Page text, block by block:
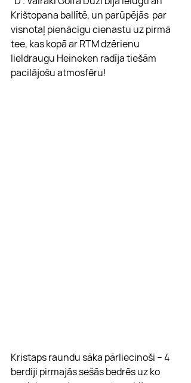
Krištopana ballītē, un parūpējās  par
visnotaļ pienācīgu cienastu uz pirmā
tee, kas kopā ar RTM dzērienu
lieldraugu Heineken radīja tiešām
pacilājošu atmosfēru!
Kristaps raundu sāka pārliecinoši – 4
berdiji pirmajās sešās bedrēs uz ko